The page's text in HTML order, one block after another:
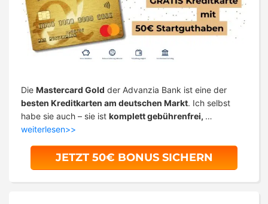
Die Mastercard Gold der Advanzia Bank ist eine der
besten Kreditkarten am deutschen Markt. Ich selbst
habe sie auch – sie ist komplett gebührenfrei, …
weiterlesen>>
JETZT 50€ BONUS SICHERN